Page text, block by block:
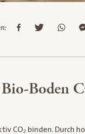
Boden
CO₂ binden. Durch